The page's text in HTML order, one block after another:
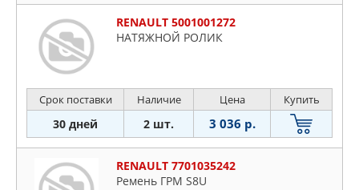
RENAULT 5001001272
НАТЯЖНОЙ РОЛИК
Срок поставки Наличие Цена Купить
30 дней 2 шт. 3 036 р.
RENAULT 7701035242
Ремень ГРМ S8U